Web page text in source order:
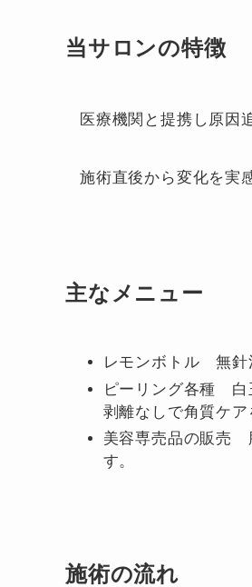
当サロンの特徴
医療機関と提携し原因
施術直後から変化を実
主なメニュー
レモンボトル 無針
ピーリング各種 白
剥離なしで角質ケア
美容専売品の販売
す。
施術の流れ